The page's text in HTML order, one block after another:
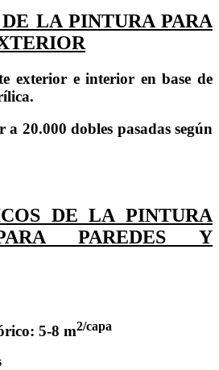
LA PINTURA PARA
exterior e interior en base de
20.000 dobles pasadas según
DE LA PINTURA
PAREDES Y
5-8 m2/capa